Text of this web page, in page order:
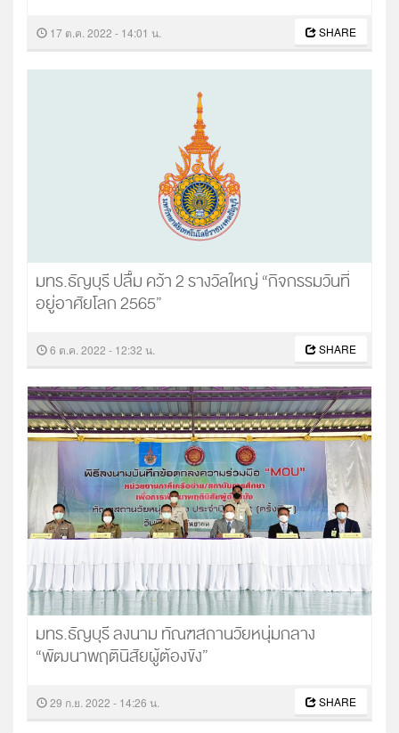
 
17 ต.ค. 2022 - 14:01 น. SHARE
มทร.ธัญบุรี ปลื้ม คว้า 2 รางวัลใหญ่ “กิจกรรมวันที่
อยู่อาศัยโลก 2565”
  
6 ต.ค. 2022 - 12:32 น. SHARE
มทร.ธัญบุรี ลงนาม ทัณฑสถานวัยหนุ่มกลาง
“พัฒนาพฤตินิสัยผู้ต้องขัง”
29 ก.ย. 2022 - 14:26 น. SHARE